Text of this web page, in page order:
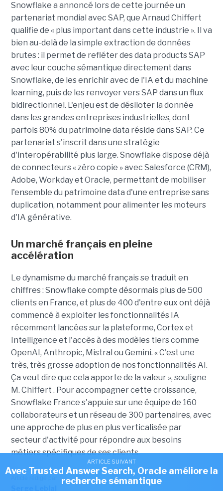
Snowflake a annoncé lors de cette journée un
partenariat mondial avec SAP, que Arnaud Chiffert
qualifie de « plus important dans cette industrie ». Il va
bien au-delà de la simple extraction de données
brutes : il permet de refléter des data products SAP
avec leur couche sémantique directement dans
Snowflake, de les enrichir avec de l'IA et du machine
learning, puis de les renvoyer vers SAP dans un flux
bidirectionnel. L'enjeu est de désiloter la donnée
dans les grandes entreprises industrielles, dont
parfois 80% du patrimoine data réside dans SAP. Ce
partenariat s'inscrit dans une stratégie
d'interopérabilité plus large. Snowflake dispose déjà
de connecteurs « zéro copie » avec Salesforce (CRM),
Adobe, Workday et Oracle, permettant de mobiliser
l'ensemble du patrimoine data d'une entreprise sans
duplication, notamment pour alimenter les moteurs
d'IA générative.
Un marché français en pleine
accélération
Le dynamisme du marché français se traduit en
chiffres : Snowflake compte désormais plus de 500
clients en France, et plus de 400 d'entre eux ont déjà
commencé à exploiter les fonctionnalités IA
récemment lancées sur la plateforme, Cortex et
Intelligence et l'accès à des modèles tiers comme
OpenAI, Anthropic, Mistral ou Gemini. « C'est une
très, très grosse adoption de nos fonctionnalités AI.
Ça veut dire que cela apporte de la valeur », souligne
M. Chiffert . Pour accompagner cette croissance,
Snowflake France s'appuie sur une équipe de 160
collaborateurs et un réseau de 300 partenaires, avec
une approche de plus en plus verticalisée par
secteur d'activité pour répondre aux besoins
métiers spécifiques de ses clients.
ARTICLE SUIVANT
Avec Trusted Answer Search, Oracle améliore la
recherche sémantique